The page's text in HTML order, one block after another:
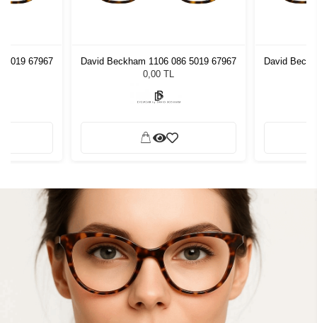
5019 67967
David Beckham 1106 086 5019 67967
0,00 TL
David